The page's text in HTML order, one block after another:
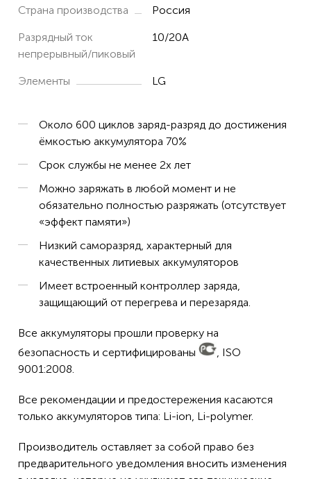
Страна производства Россия
Разрядный ток
непрерывный/пиковый
10/20А
Элементы LG
Около 600 циклов заряд-разряд до достижения
ёмкостью аккумулятора 70%
Срок службы не менее 2х лет
Можно заряжать в любой момент и не
обязательно полностью разряжать (отсутствует
«эффект памяти»)
Низкий саморазряд, характерный для
качественных литиевых аккумуляторов
Имеет встроенный контроллер заряда,
защищающий от перегрева и перезаряда.
Все аккумуляторы прошли проверку на
безопасность и сертифицированы
, ISO
9001:2008.
Все рекомендации и предостережения касаются
только аккумуляторов типа: Li-ion, Li-polymer.
Производитель оставляет за собой право без
предварительного уведомления вносить изменения